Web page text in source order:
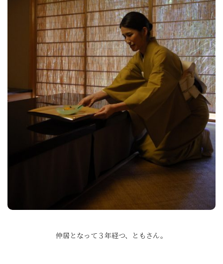
仲居となって３年経つ、ともさん。